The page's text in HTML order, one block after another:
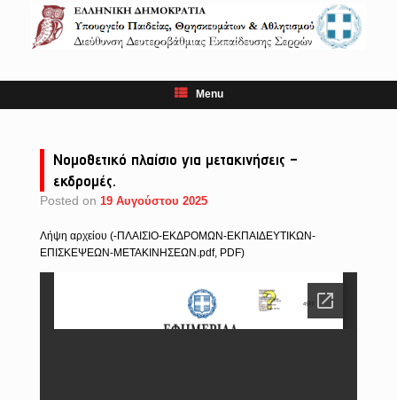
content
Menu
Νομοθετικό πλαίσιο για μετακινήσεις –
εκδρομές.
Posted on 19 Αυγούστου 2025
Λήψη αρχείου (-ΠΛΑΙΣΙΟ-ΕΚΔΡΟΜΩΝ-ΕΚΠΑΙΔΕΥΤΙΚΩΝ-
ΕΠΙΣΚΕΨΕΩΝ-ΜΕΤΑΚΙΝΗΣΕΩΝ.pdf, PDF)